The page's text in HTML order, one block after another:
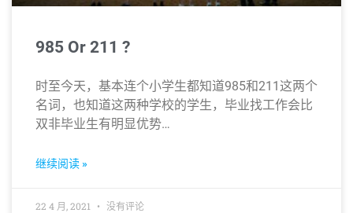
985 Or 211 ?
时至今天，基本连个小学生都知道985和211这两个
名词，也知道这两种学校的学生，毕业找工作会比
双非毕业生有明显优势…
继续阅读 »
22 4 月, 2021 没有评论